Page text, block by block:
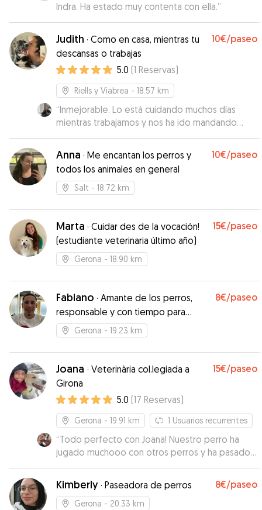
Indra. Ha estado muy contenta con ella.”
Judith · Como en casa, mientras tu
descansas o trabajas
10€/paseo
5.0 (1 Reservas)
Riells y Viabrea - 18.57 km
“Inmejorable. Lo está cuidando muchos días
mientras trabajamos y nos ha ido mandando
fotos y videos. Su perra es un amor y para lo
complicado que es el nuestro se han adaptado
súper bien. Freya no tiene ningún problema con
otros perros y Judith es super atenta. Incluso se
hizo daño jugando por qué es un bruto y lo llevó
Contaremos con ella siempre que tengamos
que dejar solo a Dako.”
Anna · Me encantan los perros y
todos los animales en general
10€/paseo
Salt - 18.72 km
Marta · Cuidar des de la vocación!
(estudiante veterinaria último año)
15€/paseo
Gerona - 18.90 km
Fabiano · Amante de los perros,
responsable y con tiempo para
mimarlos 🦴
8€/paseo
Gerona - 19.23 km
Joana · Veterinària col.legiada a
Girona
15€/paseo
5.0 (17 Reservas)
Gerona - 19.91 km 1 Usuarios recurrentes
“Todo perfecto con Joana! Nuestro perro ha
jugado muchooo con otros perros y ha pasado
un rato genial. In total confianza con Joana. No
dudaremos de dejarlo de nuevo con ella.
Gracias!”
Kimberly · Paseadora de perros 8€/paseo
Gerona - 20.33 km